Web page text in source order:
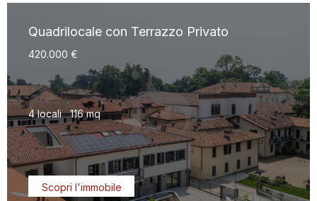
Quadrilocale con Terrazzo Privato
420.000 €
4 locali116 mq
Scopri l'immobile